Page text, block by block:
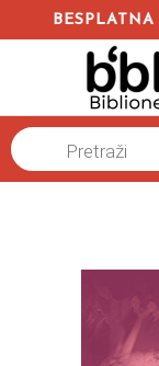
BESPLATNA
Products
search